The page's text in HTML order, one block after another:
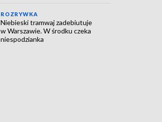
ROZRYWKA
Niebieski tramwaj zadebiutuje
w Warszawie. W środku czeka
niespodzianka